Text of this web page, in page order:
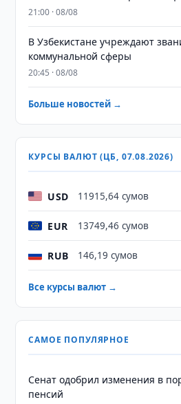
21:00 · 08/08
В Узбекистане учреждают
коммунальной сферы
20:45 · 08/08
Больше новостей →
КУРСЫ ВАЛЮТ (ЦБ, 07.08.2026)
USD 11915,64 сумов
EUR 13749,46 сумов
RUB 146,19 сумов
Все курсы валют →
САМОЕ ПОПУЛЯРНОЕ
Сенат одобрил изменения в
пенсий